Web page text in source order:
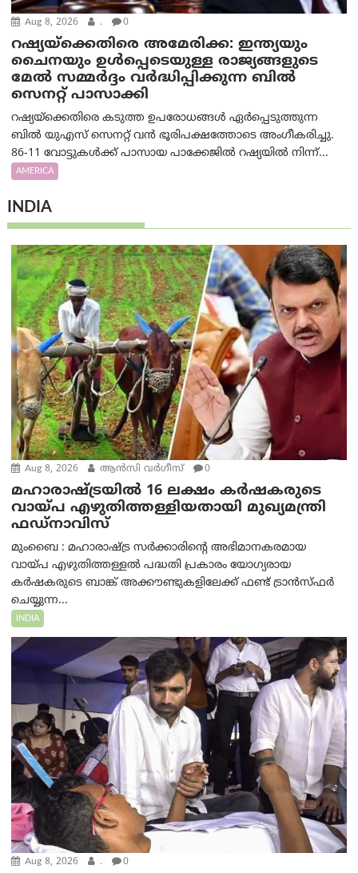
Aug 8, 2026 . 0
റഷ്യയ്‌ക്കെതിരെ അമേരിക്ക: ഇന്ത്യയും
ചൈനയും ഉൾപ്പെടെയുള്ള രാജ്യങ്ങളുടെ
മേൽ സമ്മർദ്ദം വർദ്ധിപ്പിക്കുന്ന ബിൽ
സെനറ്റ് പാസാക്കി
റഷ്യയ്‌ക്കെതിരെ കടുത്ത ഉപരോധങ്ങൾ ഏർപ്പെടുത്തുന്ന
ബിൽ യുഎസ് സെനറ്റ് വൻ ഭൂരിപക്ഷത്തോടെ അംഗീകരിച്ചു.
86-11 വോട്ടുകൾക്ക് പാസായ പാക്കേജിൽ റഷ്യയിൽ നിന്ന്...
AMERICA
INDIA
Aug 8, 2026 ആന്‍സി വര്‍ഗീസ് 0
മഹാരാഷ്ട്രയിൽ 16 ലക്ഷം കർഷകരുടെ
വായ്പ എഴുതിത്തള്ളിയതായി മുഖ്യമന്ത്രി
ഫഡ്‌നാവിസ്
മുംബൈ : മഹാരാഷ്ട്ര സർക്കാരിന്റെ അഭിമാനകരമായ
വായ്പ എഴുതിത്തള്ളൽ പദ്ധതി പ്രകാരം യോഗ്യരായ
കർഷകരുടെ ബാങ്ക് അക്കൗണ്ടുകളിലേക്ക് ഫണ്ട് ട്രാൻസ്ഫർ
ചെയ്യുന്ന...
INDIA
Aug 8, 2026 . 0